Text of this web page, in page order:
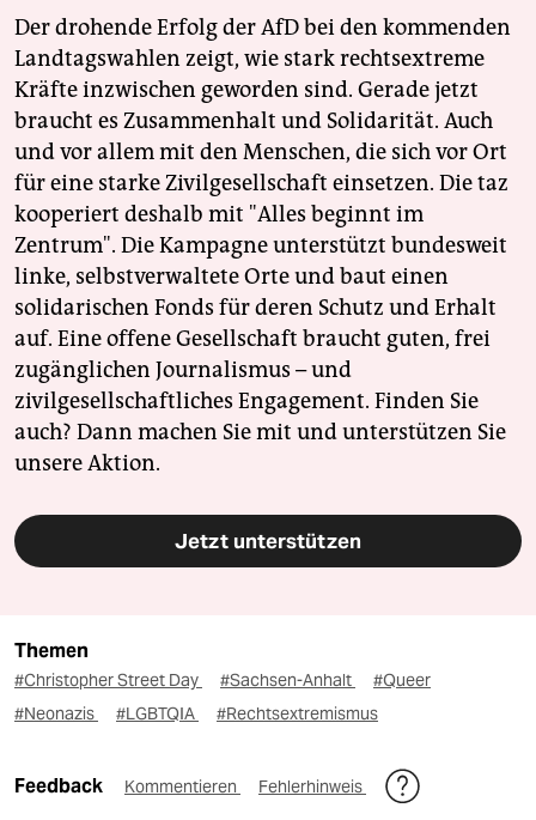
Der drohende Erfolg der AfD bei den kommenden
Landtagswahlen zeigt, wie stark rechtsextreme
Kräfte inzwischen geworden sind. Gerade jetzt
braucht es Zusammenhalt und Solidarität. Auch
und vor allem mit den Menschen, die sich vor Ort
für eine starke Zivilgesellschaft einsetzen. Die taz
kooperiert deshalb mit "Alles beginnt im
Zentrum". Die Kampagne unterstützt bundesweit
linke, selbstverwaltete Orte und baut einen
solidarischen Fonds für deren Schutz und Erhalt
auf. Eine offene Gesellschaft braucht guten, frei
zugänglichen Journalismus – und
zivilgesellschaftliches Engagement. Finden Sie
auch? Dann machen Sie mit und unterstützen Sie
unsere Aktion.
Jetzt unterstützen
Themen
#Christopher Street Day #Sachsen-Anhalt
#Queer
#Neonazis
#LGBTQIA #Rechtsextremismus
Feedback Kommentieren Fehlerhinweis